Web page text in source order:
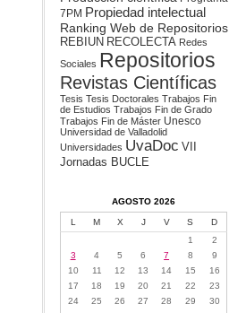
7PM Propiedad intelectual
Ranking Web de Repositorios
REBIUN RECOLECTA Redes
Sociales Repositorios
Revistas Científicas
Tesis Tesis Doctorales Trabajos Fin
de Estudios Trabajos Fin de Grado
Trabajos Fin de Máster Unesco
Universidad de Valladolid
Universidades UvaDoc VII
Jornadas BUCLE
AGOSTO 2026
L M X J V S
D
1
2
3
4 5 6 7 8
9
10
11 12 13 14 15
16
17
18 19 20 21 22
23
24
25 26 27 28 29
30